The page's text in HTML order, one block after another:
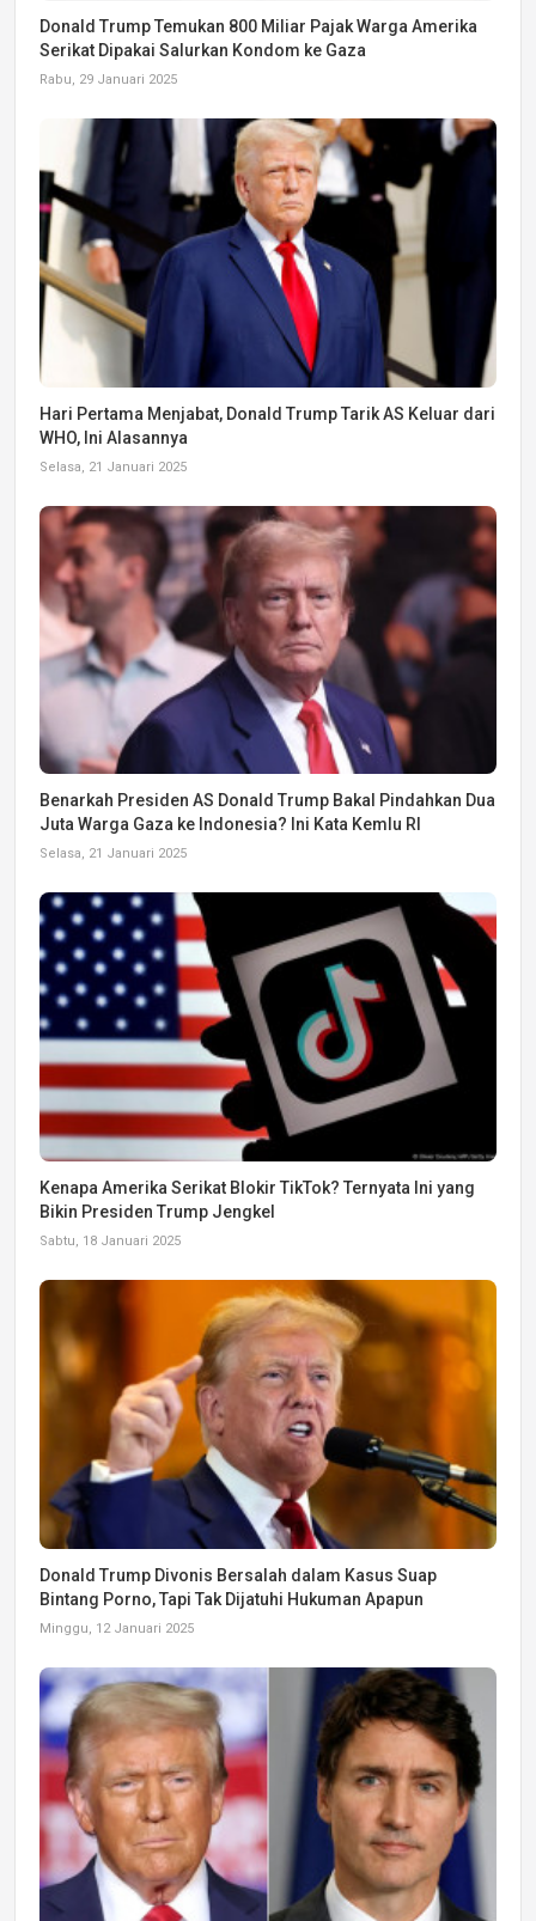
Donald Trump Temukan 800 Miliar Pajak Warga Amerika
Serikat Dipakai Salurkan Kondom ke Gaza
Rabu, 29 Januari 2025
Hari Pertama Menjabat, Donald Trump Tarik AS Keluar dari
WHO, Ini Alasannya
Selasa, 21 Januari 2025
Benarkah Presiden AS Donald Trump Bakal Pindahkan Dua
Juta Warga Gaza ke Indonesia? Ini Kata Kemlu RI
Selasa, 21 Januari 2025
Kenapa Amerika Serikat Blokir TikTok? Ternyata Ini yang
Bikin Presiden Trump Jengkel
Sabtu, 18 Januari 2025
Donald Trump Divonis Bersalah dalam Kasus Suap
Bintang Porno, Tapi Tak Dijatuhi Hukuman Apapun
Minggu, 12 Januari 2025